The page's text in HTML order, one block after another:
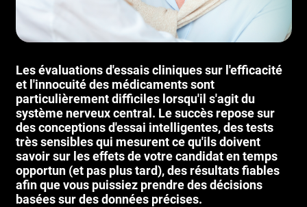
Les évaluations d'essais cliniques sur l'efficacité
et l'innocuité des médicaments sont
particulièrement difficiles lorsqu'il s'agit du
système nerveux central. Le succès repose sur
des conceptions d'essai intelligentes, des tests
très sensibles qui mesurent ce qu'ils doivent
savoir sur les effets de votre candidat en temps
opportun (et pas plus tard), des résultats fiables
afin que vous puissiez prendre des décisions
basées sur des données précises.